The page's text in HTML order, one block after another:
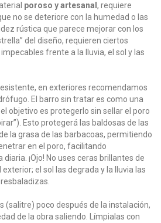
poroso y artesanal , requiere
no se deteriore con la humedad o las
rústica que parece mejorar con los
del diseño, requieren ciertos
frente a la lluvia, el sol y las
en exteriores recomendamos
El barro sin tratar es como una
objetivo es protegerlo sin sellar el poro
Esto protegerá las baldosas de las
la grasa de las barbacoas, permitiendo
en el poro, facilitando
¡Ojo! No uses ceras brillantes de
el sol las degrada y la lluvia las
(salitre) poco después de la instalación,
de la obra saliendo. Límpialas con